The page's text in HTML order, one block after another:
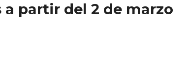
a partir del 2 de marzo